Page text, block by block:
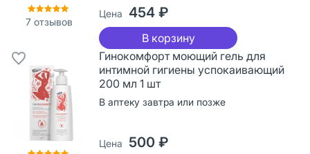
7 отзывов
Цена 454 ₽
В корзину
Гинокомфорт моющий гель для
интимной гигиены успокаивающий
200 мл 1 шт
В аптеку завтра или позже
Цена 500 ₽